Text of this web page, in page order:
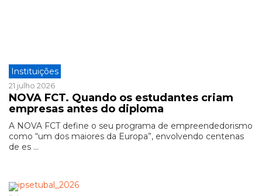
Instituições
21 julho 2026
NOVA FCT. Quando os estudantes criam
empresas antes do diploma
A NOVA FCT define o seu programa de empreendedorismo
como “um dos maiores da Europa”, envolvendo centenas
de es ...